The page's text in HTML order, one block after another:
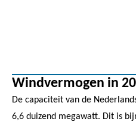
Windvermogen in
De capaciteit van de
6,6 duizend megawatt. Dit is